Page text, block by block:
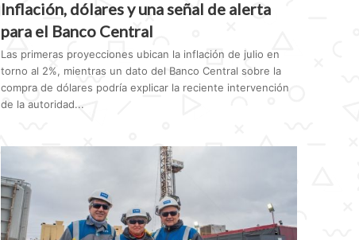
Inflación, dólares y una señal de alerta
para el Banco Central
Las primeras proyecciones ubican la inflación de julio en
torno al 2%, mientras un dato del Banco Central sobre la
compra de dólares podría explicar la reciente intervención
de la autoridad...